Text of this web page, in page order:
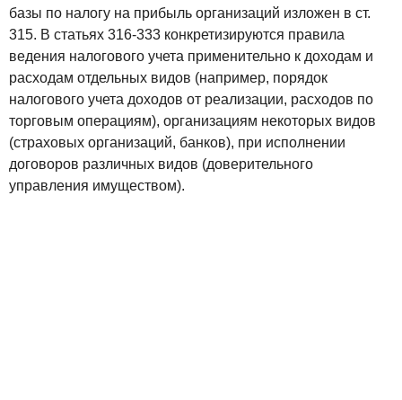
базы по налогу на прибыль организаций изложен в ст.
315. В статьях 316-333 конкретизируются правила
ведения налогового учета применительно к доходам и
расходам отдельных видов (например, порядок
налогового учета доходов от реализации, расходов по
торговым операциям), организациям некоторых видов
(страховых организаций, банков), при исполнении
договоров различных видов (доверительного
управления имуществом).